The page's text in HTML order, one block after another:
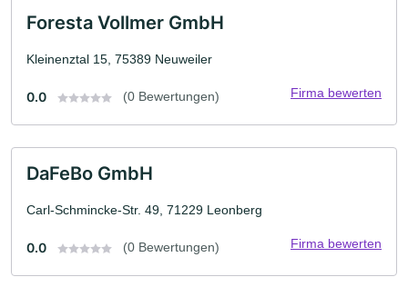
Foresta Vollmer GmbH
Kleinenztal 15, 75389 Neuweiler
0.0 (0 Bewertungen) Firma bewerten
DaFeBo GmbH
Carl-Schmincke-Str. 49, 71229 Leonberg
0.0 (0 Bewertungen) Firma bewerten